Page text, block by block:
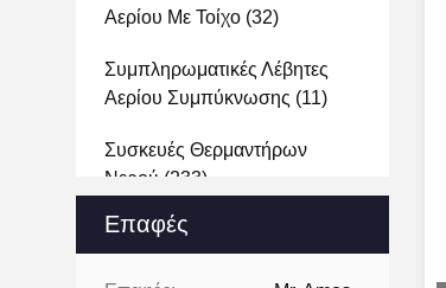
Αερίου Με Τοίχο (32)
Συμπληρωματικές Λέβητες
Αερίου Συμπύκνωσης (11)
Συσκευές Θερμαντήρων
Νερού (233)
Συσκευές Για Λέβητες Αερίου
(79)
Επαφές